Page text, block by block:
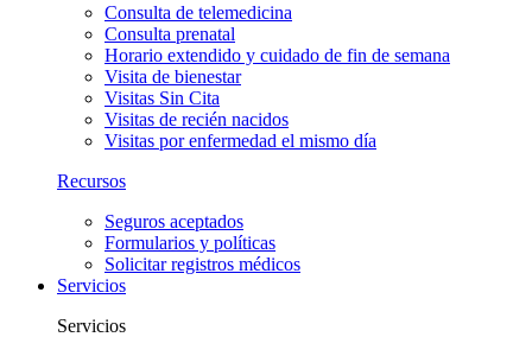
Consulta de telemedicina
Consulta prenatal
Horario extendido y cuidado de fin de semana
Visita de bienestar
Visitas Sin Cita
Visitas de recién nacidos
Visitas por enfermedad el mismo día
Recursos
Seguros aceptados
Formularios y políticas
Solicitar registros médicos
Servicios
Servicios